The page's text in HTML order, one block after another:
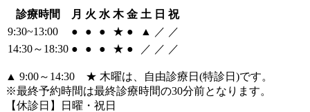
診療時間 月 火 水 木 金 土 日 祝
9:30~13:00
● ● ● ★ ● ▲ ／ ／
14:30～18:30 ● ● ● ★ ● ／ ／ ／
▲ 9:00～14:30 ★ 木曜は、自由診療日(特診日)です。
※最終予約時間は最終診療時間の30分前となります。
【休診日】日曜・祝日